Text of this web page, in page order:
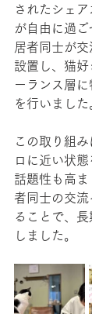
されたシェ
が自由に過
居者同士が
設置し、猫好
ーランス層
を行いました
この取り組
ロに近い状
話題性も高
者同士の交
ることで、
しました。